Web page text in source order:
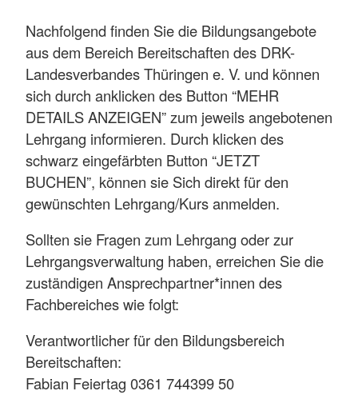
Nachfolgend finden Sie die Bildungsangebote
aus dem Bereich Bereitschaften des DRK-
Landesverbandes Thüringen e. V. und können
sich durch anklicken des Button “MEHR
DETAILS ANZEIGEN” zum jeweils angebotenen
Lehrgang informieren. Durch klicken des
schwarz eingefärbten Button “JETZT
BUCHEN”, können sie Sich direkt für den
gewünschten Lehrgang/Kurs anmelden.
Sollten sie Fragen zum Lehrgang oder zur
Lehrgangsverwaltung haben, erreichen Sie die
zuständigen Ansprechpartner*innen des
Fachbereiches wie folgt:
Verantwortlicher für den Bildungsbereich
Bereitschaften:
Fabian Feiertag 0361 744399 50